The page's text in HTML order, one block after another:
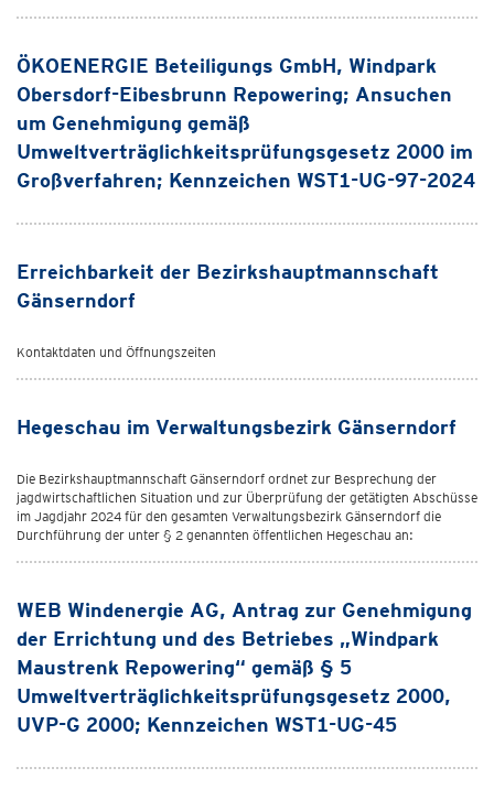
ÖKOENERGIE Beteiligungs GmbH, Windpark
Obersdorf-Eibesbrunn Repowering; Ansuchen
um Genehmigung gemäß
Umweltverträglichkeitsprüfungsgesetz 2000 im
Großverfahren; Kennzeichen WST1-UG-97-2024
Erreichbarkeit der Bezirkshauptmannschaft
Gänserndorf
Kontaktdaten und Öffnungszeiten
Hegeschau im Verwaltungsbezirk Gänserndorf
Die Bezirkshauptmannschaft Gänserndorf ordnet zur Besprechung der
jagdwirtschaftlichen Situation und zur Überprüfung der getätigten Abschüsse
im Jagdjahr 2024 für den gesamten Verwaltungsbezirk Gänserndorf die
Durchführung der unter § 2 genannten öffentlichen Hegeschau an:
WEB Windenergie AG, Antrag zur Genehmigung
der Errichtung und des Betriebes „Windpark
Maustrenk Repowering“ gemäß § 5
Umweltverträglichkeitsprüfungsgesetz 2000,
UVP-G 2000; Kennzeichen WST1-UG-45